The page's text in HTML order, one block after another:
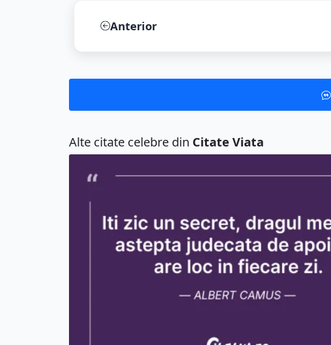
Anterior
Alte citate celebre din Citate Viata